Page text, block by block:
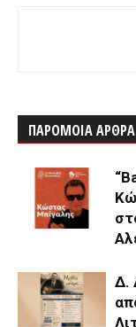
ΠΑΡΟΜΟΙΑ ΑΡΘΡΑ
Δ.